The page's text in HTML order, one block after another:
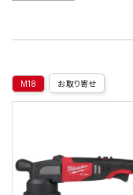
M18 お取り寄せ